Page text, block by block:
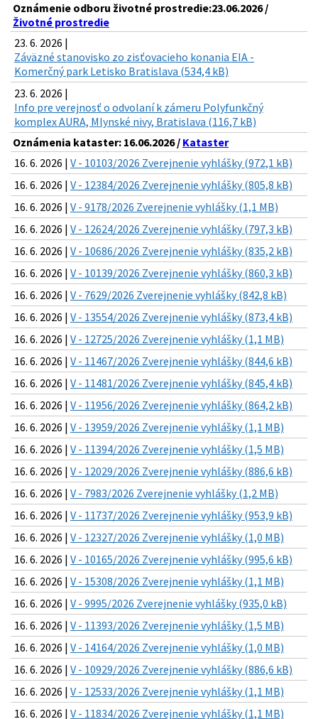
Oznámenie odboru životné prostredie:23.06.2026 /
Životné prostredie
23. 6. 2026 |
Záväzné stanovisko zo zisťovacieho konania EIA -
Komerčný park Letisko Bratislava (534,4 kB)
23. 6. 2026 |
Info pre verejnosť o odvolaní k zámeru Polyfunkčný
komplex AURA, Mlynské nivy, Bratislava (116,7 kB)
Oznámenia kataster: 16.06.2026 / Kataster
16. 6. 2026 | V - 10103/2026 Zverejnenie vyhlášky (972,1 kB)
16. 6. 2026 | V - 12384/2026 Zverejnenie vyhlášky (805,8 kB)
16. 6. 2026 | V - 9178/2026 Zverejnenie vyhlášky (1,1 MB)
16. 6. 2026 | V - 12624/2026 Zverejnenie vyhlášky (797,3 kB)
16. 6. 2026 | V - 10686/2026 Zverejnenie vyhlášky (835,2 kB)
16. 6. 2026 | V - 10139/2026 Zverejnenie vyhlášky (860,3 kB)
16. 6. 2026 | V - 7629/2026 Zverejnenie vyhlášky (842,8 kB)
16. 6. 2026 | V - 13554/2026 Zverejnenie vyhlášky (873,4 kB)
16. 6. 2026 | V - 12725/2026 Zverejnenie vyhlášky (1,1 MB)
16. 6. 2026 | V - 11467/2026 Zverejnenie vyhlášky (844,6 kB)
16. 6. 2026 | V - 11481/2026 Zverejnenie vyhlášky (845,4 kB)
16. 6. 2026 | V - 11956/2026 Zverejnenie vyhlášky (864,2 kB)
16. 6. 2026 | V - 13959/2026 Zverejnenie vyhlášky (1,1 MB)
16. 6. 2026 | V - 11394/2026 Zverejnenie vyhlášky (1,5 MB)
16. 6. 2026 | V - 12029/2026 Zverejnenie vyhlášky (886,6 kB)
16. 6. 2026 | V - 7983/2026 Zverejnenie vyhlášky (1,2 MB)
16. 6. 2026 | V - 11737/2026 Zverejnenie vyhlášky (953,9 kB)
16. 6. 2026 | V - 12327/2026 Zverejnenie vyhlášky (1,0 MB)
16. 6. 2026 | V - 10165/2026 Zverejnenie vyhlášky (995,6 kB)
16. 6. 2026 | V - 15308/2026 Zverejnenie vyhlášky (1,1 MB)
16. 6. 2026 | V - 9995/2026 Zverejnenie vyhlášky (935,0 kB)
16. 6. 2026 | V - 11393/2026 Zverejnenie vyhlášky (1,5 MB)
16. 6. 2026 | V - 14164/2026 Zverejnenie vyhlášky (1,0 MB)
16. 6. 2026 | V - 10929/2026 Zverejnenie vyhlášky (886,6 kB)
16. 6. 2026 | V - 12533/2026 Zverejnenie vyhlášky (1,1 MB)
16. 6. 2026 | V - 11834/2026 Zverejnenie vyhlášky (1,1 MB)